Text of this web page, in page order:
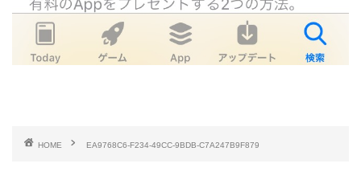
HOME EA9768C6-F234-49CC-9BDB-C7A247B9F879